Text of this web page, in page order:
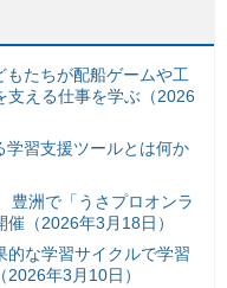
たちが配船ゲームや工
支える仕事を学ぶ（2026
学習支援ツールとは何か
豊洲で「うさプロオンラ
（2026年3月18日）
的な学習サイクルで学習
年3月10日）